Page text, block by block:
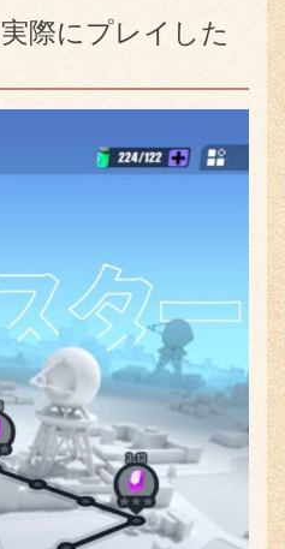
際にプレイした